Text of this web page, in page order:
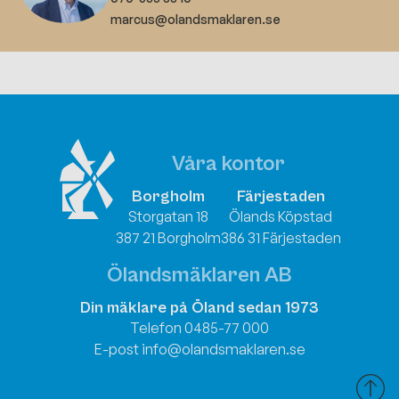
marcus@olandsmaklaren.se
Våra kontor
Borgholm
Storgatan 18
387 21 Borgholm
Färjestaden
Ölands Köpstad
386 31 Färjestaden
Ölandsmäklaren AB
Din mäklare på Öland sedan 1973
Telefon 0485-77 000
E-post info@olandsmaklaren.se